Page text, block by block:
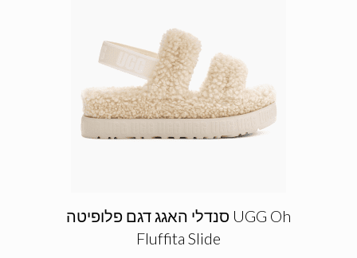
סנדלי האגג דגם פלופיטה UGG Oh
Fluffita Slide